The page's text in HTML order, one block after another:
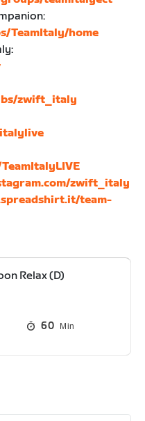
TeamItaly/home
zwift_italy
zwift_italy
team-
Relax (D)
60 Min